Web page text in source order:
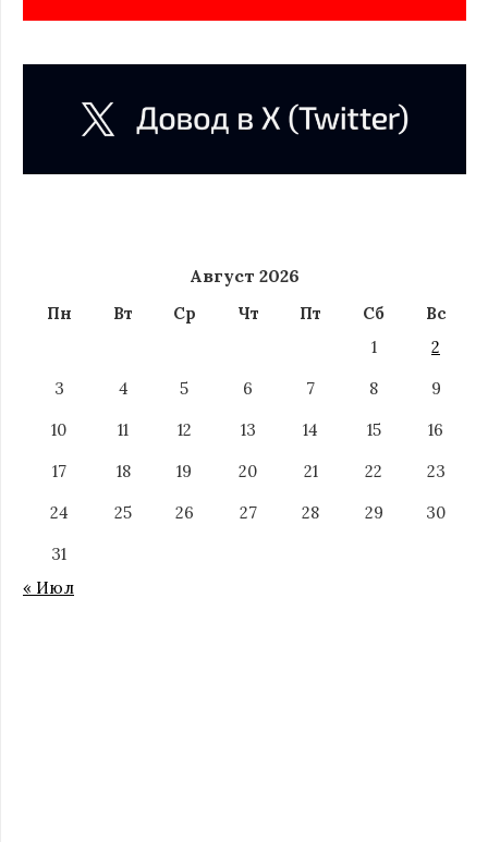
Август 2026
Пн Вт Ср Чт Пт Сб
Вс
1
2
3
4 5 6 7 8
9
10
11 12 13 14 15
16
17
18 19 20 21 22
23
24
25 26 27 28 29
30
31
« Июл